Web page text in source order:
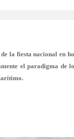
la fiesta nacional en
el paradigma de